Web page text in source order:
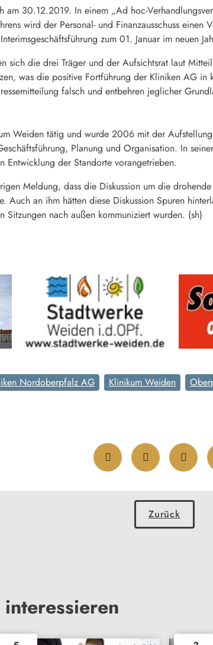
am 30.12.2019. In einem „Ad hoc-
wird der Personal- und Finanzausschuss
zum 01. Januar im neuen
sich die drei Träger und der Aufsichtsrat laut
was die positive Fortführung der Kliniken AG
falsch und entbehren jeglicher
Weiden tätig und wurde 2006 mit der
Planung und Organisation. In
Entwicklung der Standorte vorangetrieben.
Meldung, dass die Diskussion um die
Auch an ihm hätten diese Diskussion Spuren
Sitzungen nach außen kommuniziert wurden. (sh)
Nordoberpfalz AG Klinikum Weiden
Zurück